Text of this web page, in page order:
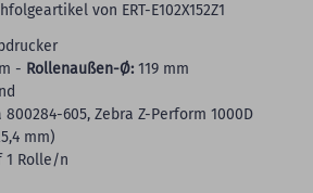
von ERT-E102X152Z1
- Rollenaußen-Ø: 119 mm
800284-605, Zebra Z-Perform 1000D
mm)
1 Rolle/n